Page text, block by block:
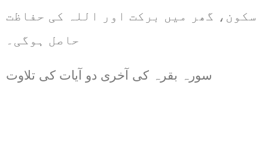
سکون، گھر میں برکت اور اللہ کی حفاظت
حاصل ہوگی۔
سورہ بقرہ کی آخری دو آیات کی تلاوت